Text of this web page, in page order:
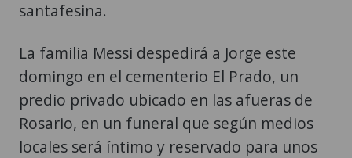
santafesina.
La familia Messi despedirá a Jorge este
domingo en el cementerio El Prado, un
predio privado ubicado en las afueras de
Rosario, en un funeral que según medios
locales será íntimo y reservado para unos